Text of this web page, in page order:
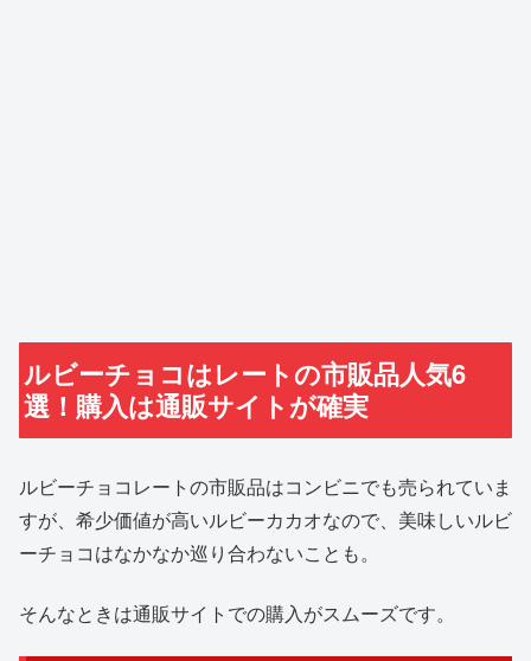
ルビーチョコはレートの市販品人気6
選！購入は通販サイトが確実
ルビーチョコレートの市販品はコンビニでも売られていま
すが、希少価値が高いルビーカカオなので、美味しいルビ
ーチョコはなかなか巡り合わないことも。
そんなときは通販サイトでの購入がスムーズです。